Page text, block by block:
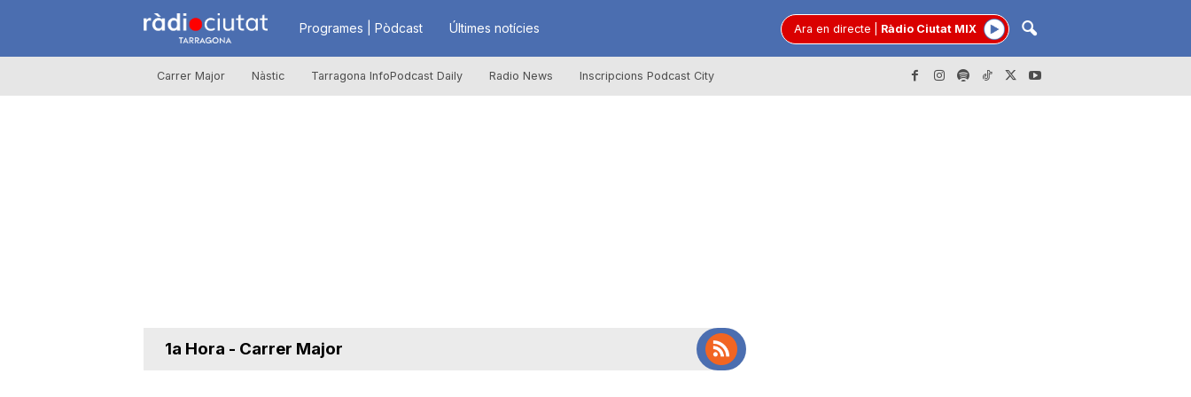
R
à
Programes | Pòdcast Últimes notícies Ara en directe Ràdio Ciutat MIX
Carrer Major Nàstic Tarragona InfoPodcast Daily Radio News Inscripcions Podcast City
1a Hora - Carrer Major